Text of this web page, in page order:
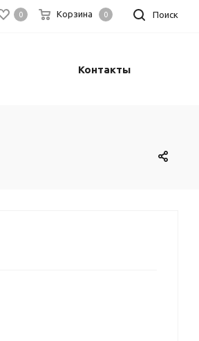
Поиск
0 Корзина 0
Контакты